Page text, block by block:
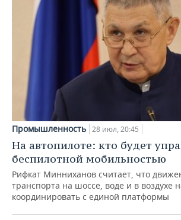
Промышленность 28 июл, 20:45
На автопилоте: кто будет
беспилотной мобильностью
Рифкат Минниханов считает, что
транспорта на шоссе, воде и в воздухе
координировать с единой платформы